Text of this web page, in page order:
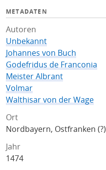
METADATEN
Autoren
Unbekannt
Johannes von Buch
Godefridus de Franconia
Meister Albrant
Volmar
Walthisar von der Wage
Ort
Nordbayern, Ostfranken (?)
Jahr
1474